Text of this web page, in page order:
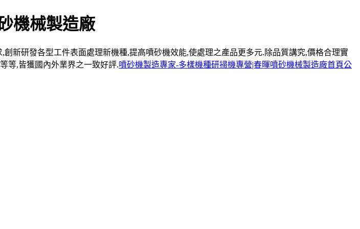
機械製造廠
新研發各型工件表面處理新機種,提高噴砂機效能,使處理之產品更多元.除品質講究,價格合理實
等,皆獲國內外業界之一致好評.噴砂機製造專家-多樣機種研掃機專營|春暉噴砂機械製造廠首頁公